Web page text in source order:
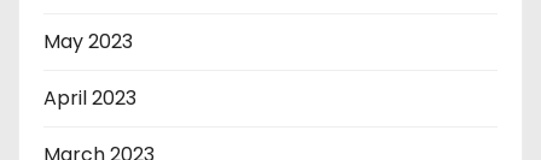
May 2023
April 2023
March 2023